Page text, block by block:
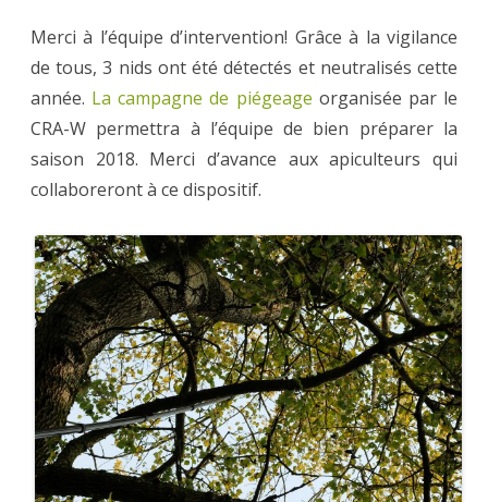
Merci à l’équipe d’intervention! Grâce à la vigilance
de tous, 3 nids ont été détectés et neutralisés cette
année. La campagne de piégeage organisée par le
CRA-W permettra à l’équipe de bien préparer la
saison 2018. Merci d’avance aux apiculteurs qui
collaboreront à ce dispositif.